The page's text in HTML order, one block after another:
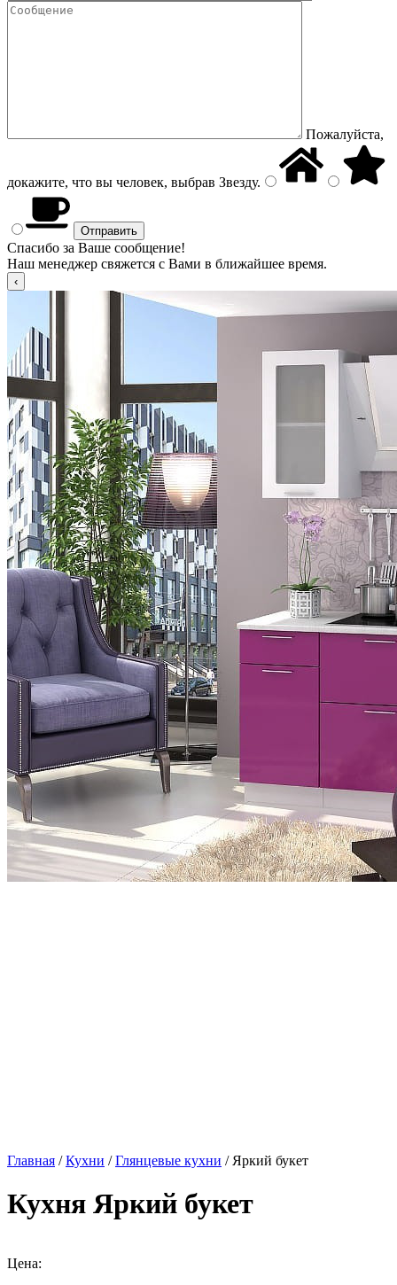
Пожалуйста,
докажите, что вы человек, выбрав Звезду.
Спасибо за Ваше сообщение!
Наш менеджер свяжется с Вами в ближайшее время.
Главная /Кухни /Глянцевые кухни / Яркий букет
Кухня Яркий букет
Цена: